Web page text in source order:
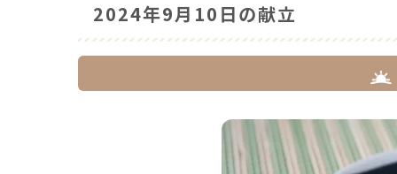
2024年9月10日の献立